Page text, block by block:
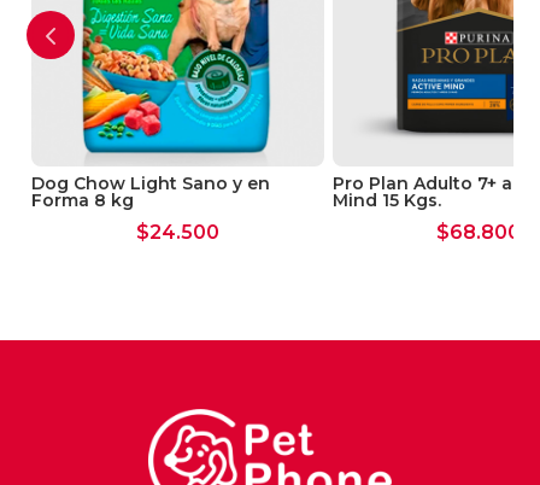
Dog Chow Light Sano y en
Forma 8 kg
$24.500
Pro Plan Adulto 7+
Mind 15 Kgs.
$68.800